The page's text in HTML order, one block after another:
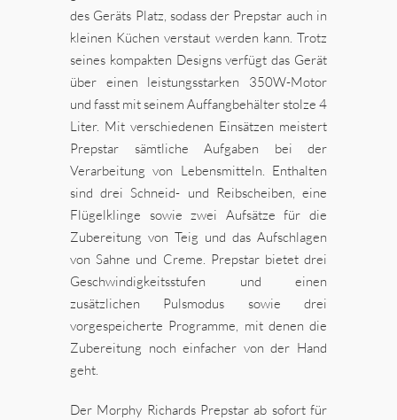
des Geräts Platz, sodass der Prepstar auch in
kleinen Küchen verstaut werden kann. Trotz
seines kompakten Designs verfügt das Gerät
über einen leistungsstarken 350W-Motor
und fasst mit seinem Auffangbehälter stolze 4
Liter. Mit verschiedenen Einsätzen meistert
Prepstar sämtliche Aufgaben bei der
Verarbeitung von Lebensmitteln. Enthalten
sind drei Schneid- und Reibscheiben, eine
Flügelklinge sowie zwei Aufsätze für die
Zubereitung von Teig und das Aufschlagen
von Sahne und Creme. Prepstar bietet drei
Geschwindigkeitsstufen und einen
zusätzlichen Pulsmodus sowie drei
vorgespeicherte Programme, mit denen die
Zubereitung noch einfacher von der Hand
geht.
Der Morphy Richards Prepstar ab sofort für